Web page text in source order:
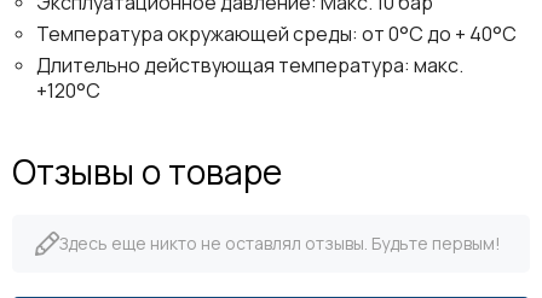
Температура окружающей среды: от 0°С до + 40°С
Длительно действующая температура: макс.
+120°С
Отзывы о товаре
Здесь еще никто не оставлял отзывы. Будьте первым!